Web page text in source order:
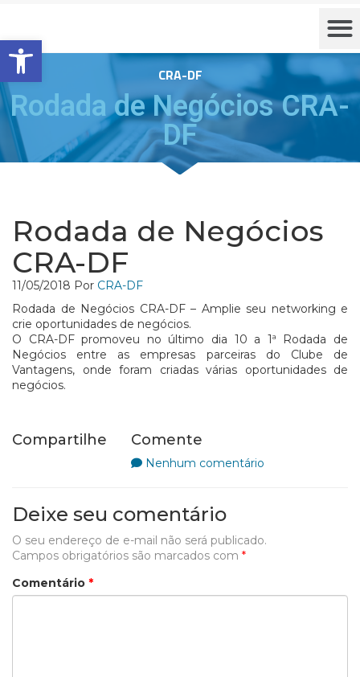
Barra de Ferramentas Aberta
CRA-DF
Rodada de Negócios CRA-
DF
Rodada de Negócios
CRA-DF
11/05/2018 Por CRA-DF
Rodada de Negócios CRA-DF – Amplie seu networking e
crie oportunidades de negócios.
O CRA-DF promoveu no último dia 10 a 1ª Rodada de
Negócios entre as empresas parceiras do Clube de
Vantagens, onde foram criadas várias oportunidades de
negócios.
Compartilhe Comente
Nenhum comentário
Deixe seu comentário
O seu endereço de e-mail não será publicado.
Campos obrigatórios são marcados com *
Comentário *